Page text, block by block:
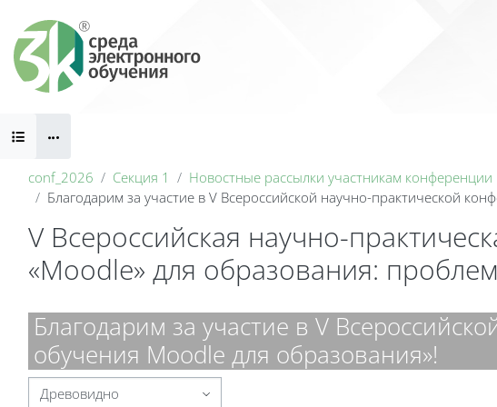
Блоки
conf_2026 Секция 1
Новостные рассылки участникам конференции
Благодарим за участие в V Всероссийской научно-практической
V Всероссийская научно-
«Moodle» для образования:
Блоки
Благодарим за участие в V
обучения Moodle для образования»!
Режим отображения